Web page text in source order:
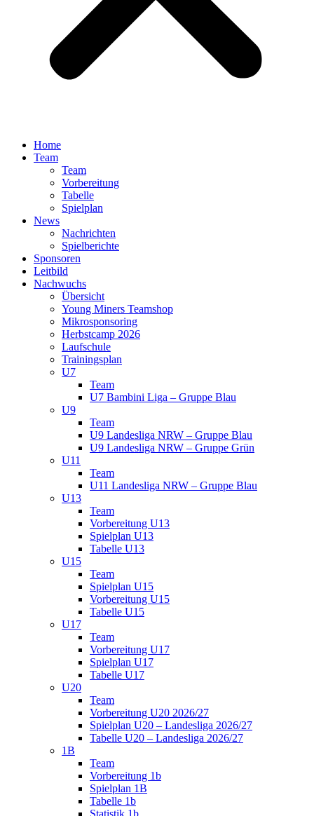
Home
Team
Team
Vorbereitung
Tabelle
Spielplan
News
Nachrichten
Spielberichte
Sponsoren
Leitbild
Nachwuchs
Übersicht
Young Miners Teamshop
Mikrosponsoring
Herbstcamp 2026
Laufschule
Trainingsplan
U7
Team
U7 Bambini Liga – Gruppe Blau
U9
Team
U9 Landesliga NRW – Gruppe Blau
U9 Landesliga NRW – Gruppe Grün
U11
Team
U11 Landesliga NRW – Gruppe Blau
U13
Team
Vorbereitung U13
Spielplan U13
Tabelle U13
U15
Team
Spielplan U15
Vorbereitung U15
Tabelle U15
U17
Team
Vorbereitung U17
Spielplan U17
Tabelle U17
U20
Team
Vorbereitung U20 2026/27
Spielplan U20 – Landesliga 2026/27
Tabelle U20 – Landesliga 2026/27
1B
Team
Vorbereitung 1b
Spielplan 1B
Tabelle 1b
Statistik 1b